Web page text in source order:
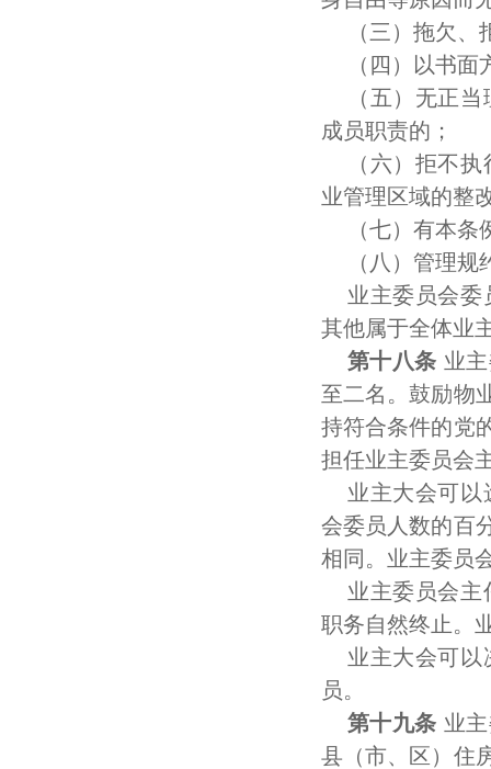
（三）拖欠
（四）以书
（五）无正
成员职责的；
（六）拒不
业管理区域的整
（七）有本
（八）管理
业主委员会委
其他属于全体业
第十八条 业
至二名。鼓励物
持符合条件的党
担任业主委员会
业主大会可以
会委员人数的百
相同。业主委员
业主委员会主
职务自然终止。
业主大会可以
员。
第十九条 业
县（市、区）住